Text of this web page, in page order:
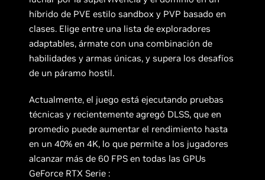
híbrido de PVE estilo sandbox y PVP basado en
clases. Elige entre una lista de exploradores
adaptables, ármate con una combinación de
habilidades y armas únicas, y supera los desafíos
de un páramo hostil.
Actualmente, el juego está ejecutando pruebas
técnicas y recientemente agregó DLSS, que en
promedio puede aumentar el rendimiento hasta
en un 40% en 4K, lo que permite a los jugadores
alcanzar más de 60 FPS en todas las GPUs
GeForce RTX Serie :